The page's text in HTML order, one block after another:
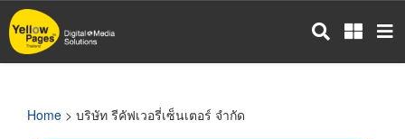
Skip
to
main
Home > บริษัท รีคัฟเวอรี่เซ็นเตอร์ จำกัด